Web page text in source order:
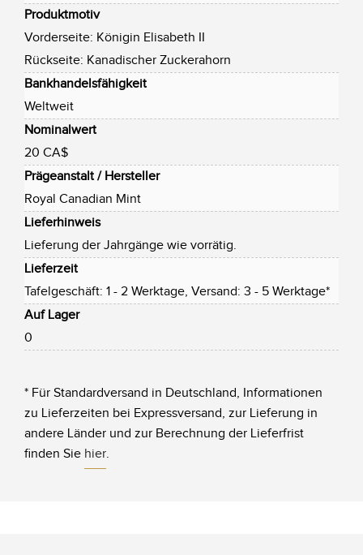
Produktmotiv
Vorderseite: Königin Elisabeth II
Rückseite: Kanadischer Zuckerahorn
Bankhandelsfähigkeit
Weltweit
Nominalwert
20 CA$
Prägeanstalt / Hersteller
Royal Canadian Mint
Lieferhinweis
Lieferung der Jahrgänge wie vorrätig.
Lieferzeit
Tafelgeschäft: 1 - 2 Werktage, Versand: 3 - 5 Werktage*
Auf Lager
0
* Für Standardversand in Deutschland, Informationen
zu Lieferzeiten bei Expressversand, zur Lieferung in
andere Länder und zur Berechnung der Lieferfrist
finden Sie hier.